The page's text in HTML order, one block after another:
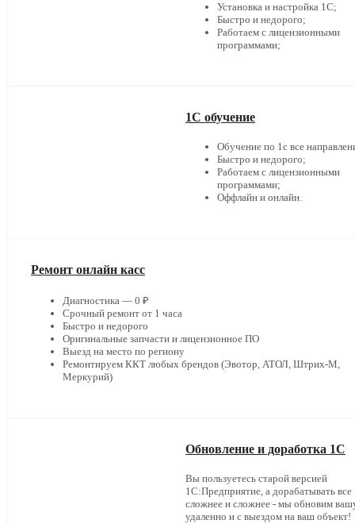
Установка и настройка 1С;
Быстро и недорого;
Работаем с лицензионными
программами;
1С обучение
Обучение по 1с все
Быстро и недорого;
Работаем с лицензионными
программами;
Оффлайн и онлайн.
Ремонт онлайн касс
Диагностика — 0 ₽
Срочный ремонт от 1 часа
Быстро и недорого
Оригинальные запчасти и лицензионное ПО
Выезд на место по региону
Ремонтируем ККТ любых брендов (Эвотор, АТОЛ, Штрих-М,
Меркурий)
Обновление и доработка 1С
Вы пользуетесь старой версией
1С:Предприятие, а дорабатывать все
сложнее и сложнее - мы обновим
удаленно и с выездом на ваш объект!